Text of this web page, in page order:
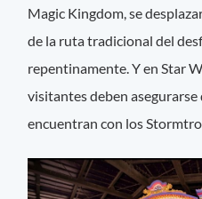
Magic Kingdom, se
de la ruta tradicional del
repentinamente. Y en Star
visitantes deben asegurarse
encuentran con los